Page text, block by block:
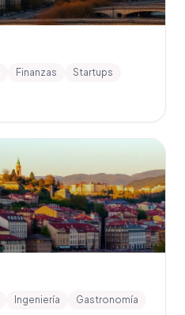
Finanzas Startups
Ingeniería Gastronomía